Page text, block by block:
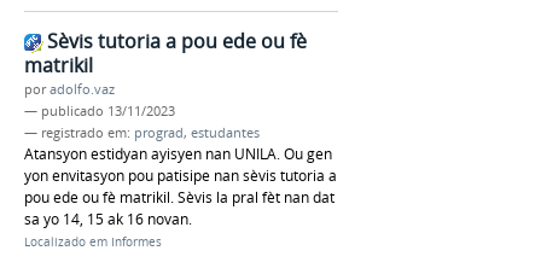
Sèvis tutoria a pou ede ou fè
matrikil
poradolfo.vaz
— publicado 13/11/2023
— registrado em: prograd, estudantes
Atansyon estidyan ayisyen nan UNILA. Ou gen
yon envitasyon pou patisipe nan sèvis tutoria a
pou ede ou fè matrikil. Sèvis la pral fèt nan dat
sa yo 14, 15 ak 16 novan.
Localizado em Informes